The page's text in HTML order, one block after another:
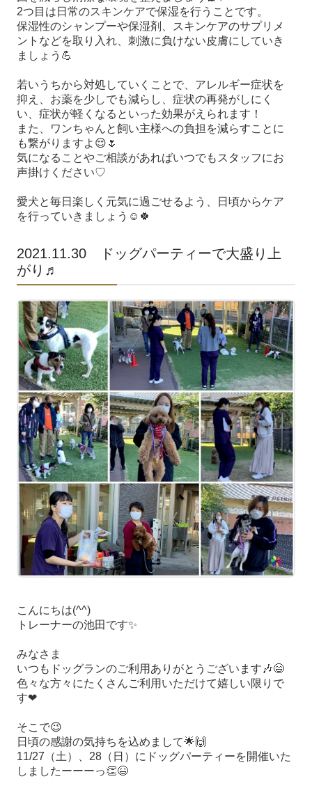
2つ目は日常のスキンケアで保湿を行うことです。
保湿性のシャンプーや保湿剤、スキンケアのサプリメ
ントなどを取り入れ、刺激に負けない皮膚にしていき
ましょう 💪
若いうちから対処していくことで、アレルギー症状を
抑え、お薬を少しでも減らし、症状の再発がしにく
い、症状が軽くなるといった効果がえられます！
また、ワンちゃんと飼い主様への負担を減らすことに
も繋がりますよ 😌🌷
気になることやご相談があればいつでもスタッフにお
声掛けください♡
愛犬と毎日楽しく元気に過ごせるよう、日頃からケア
を行っていきましょう ☺ 🍀
2021.11.30 ドッグパーティーで大盛り上
がり♬
こんにちは(^^)
トレーナーの池田です✨
みなさま
いつもドッグランのご利用ありがとうございます 🎶😄
色々な方々にたくさんご利用いただけて嬉しい限りで
す❤
そこで😉
日頃の感謝の気持ちを込めまして🌟🙌
11/27（土 ） 28（ 日 ） にドッグパーティーを開催いた
しましたーーーっ👏😆